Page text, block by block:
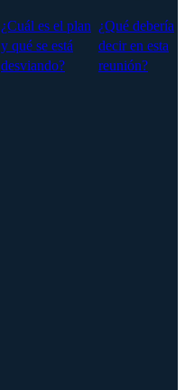
¿Cuál es el plan
y qué se está
desviando?
¿Qué debería
decir en esta
reunión?